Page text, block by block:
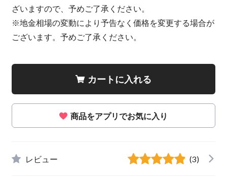
ざいますので、予めご了承ください。
※地金相場の変動により予告なく価格を変更する場合が
ございます。予めご了承ください。
カートに入れる
商品をアプリでお気に入り
レビュー (3)